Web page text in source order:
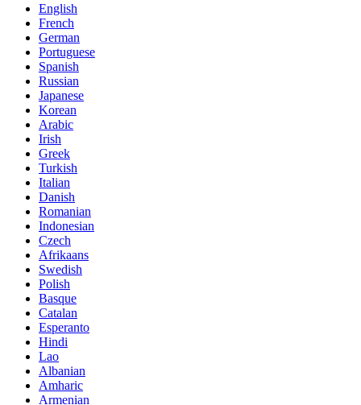
English
French
German
Portuguese
Spanish
Russian
Japanese
Korean
Arabic
Irish
Greek
Turkish
Italian
Danish
Romanian
Indonesian
Czech
Afrikaans
Swedish
Polish
Basque
Catalan
Esperanto
Hindi
Lao
Albanian
Amharic
Armenian